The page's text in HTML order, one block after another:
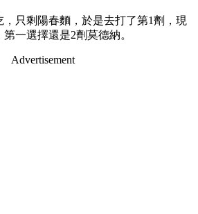
只剩陽春麵，於是去打了第1劑，現
一選擇還是2劑莫德納。
Advertisement